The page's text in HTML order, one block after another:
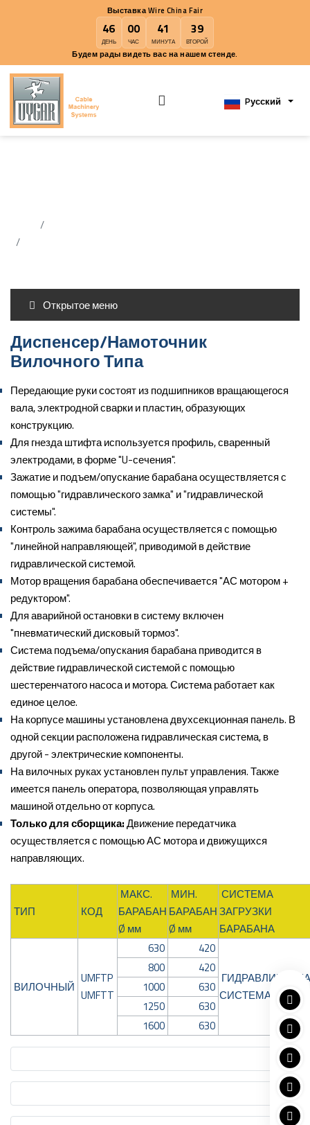
Выставка Wire China Fair
46
ДЕНЬ
00
ЧАС
41
МИНУТА ВТОРОЙ
Будем рады видеть вас на нашем стенде.
Открытое меню
Диспенсер/Намоточник
Вилочного Типа
Передающие руки состоят из подшипников вращающегося
вала, электродной сварки и пластин, образующих
конструкцию.
Для гнезда штифта используется профиль, сваренный
электродами, в форме "U-сечения".
Зажатие и подъем/опускание барабана осуществляется с
помощью "гидравлического замка" и "гидравлической
системы".
Контроль зажима барабана осуществляется с помощью
"линейной направляющей", приводимой в действие
гидравлической системой.
Мотор вращения барабана обеспечивается "АС мотором +
редуктором".
Для аварийной остановки в систему включен
"пневматический дисковый тормоз".
Система подъема/опускания барабана приводится в
действие гидравлической системой с помощью
шестеренчатого насоса и мотора. Система работает как
единое целое.
На корпусе машины установлена двухсекционная панель. В
одной секции расположена гидравлическая система, в
другой - электрические компоненты.
На вилочных руках установлен пульт управления. Также
имеется панель оператора, позволяющая управлять
машиной отдельно от корпуса.
Только для сборщика:Движение передатчика
осуществляется с помощью АС мотора и движущихся
направляющих.
ТИП КОД
МАКС.
БАРАБАН
Ø мм
МИН.
БАРАБАН
Ø мм
СИСТЕМА
ЗАГРУЗКИ
БАРАБАНА
ВИЛОЧНЫЙ
UMFTP
UMFTT
630
420
СИСТЕМА
800
420
1000
630
1250
630
1600
630